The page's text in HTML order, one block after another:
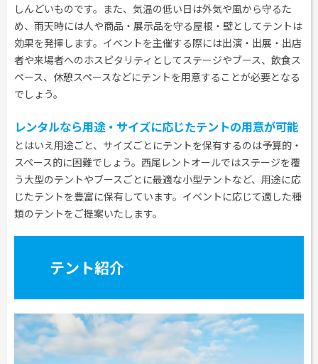
しんどいものです。また、気温の低い日は外気や風から守るた
め、雨天時には人や商品・展示品を守る屋根・壁としてテントは
効果を発揮します。イベントを主催する際には出演・出展・出店
者や来場者へのホスピタリティとしてステージやブース、飲食ス
ペース、休憩スペースなどにテントを用意することが必要となる
でしょう。
レンタルなら用途・サイズに応じたテントの用意が可能
とはいえ用途ごと、サイズごとにテントを保有するのは予算的・
スペース的に困難でしょう。西尾レントオールではステージを覆
う大型のテントやブースごとに最適な小型テントなど、用途に応
じたテントを豊富に保有しています。イベントに応じて適した種
類のテントをご提案いたします。
テント紹介